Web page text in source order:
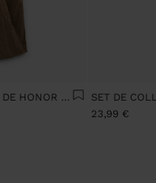
VESTIDO LARGO PALABRA DE HONOR GLOBO
23,99 €